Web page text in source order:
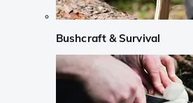
Bushcraft & Survival